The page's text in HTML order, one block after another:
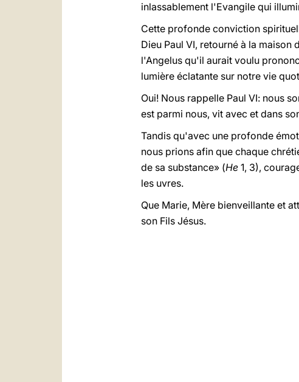
inlassablement l'Evangile qui
Cette profonde conviction
Dieu Paul VI, retourné à la
l'Angelus qu'il aurait voulu
lumière éclatante sur notre vie
Oui! Nous rappelle Paul VI: nous
est parmi nous, vit avec et dans
Tandis qu'avec une profonde
nous prions afin que chaque
de sa substance» (He 1, 3),
les uvres.
Que Marie, Mère bienveillante et
son Fils Jésus.